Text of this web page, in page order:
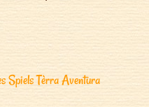
Spiels Tèrra Aventura